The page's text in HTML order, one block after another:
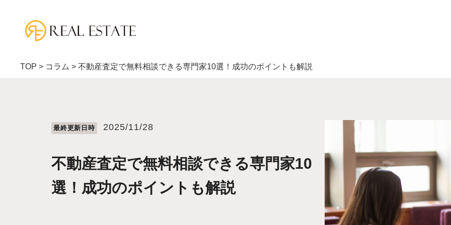
TOP > コラム > 不動産査定で無料相談できる専門家10選！成功のポイントも解説
最終更新⽇時 2025/11/28
不動産査定で無料相談できる専門家10
選！成功のポイントも解説